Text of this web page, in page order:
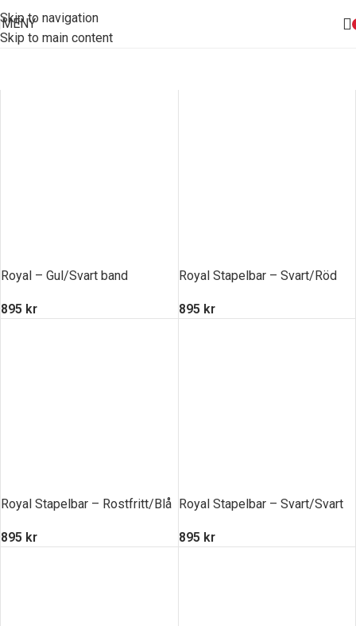
Skip to navigation
Skip to main content
MENY
Royal – Gul/Svart band
895 kr
Royal Stapelbar – Svart/Röd
895 kr
Royal Stapelbar – Rostfritt/Blå
895 kr
Royal Stapelbar – Svart/Svart
895 kr